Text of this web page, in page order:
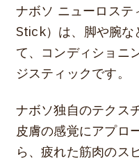
ナボソ ニューロス
Stick）は、脚や腕な
て、コンディショニ
ジスティックです。
ナボソ独自のテクス
皮膚の感覚にアプロ
ら、疲れた筋肉のス